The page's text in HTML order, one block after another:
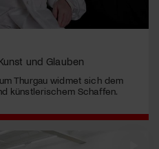
und Glauben
Thurgau widmet sich dem
künstlerischem Schaffen.